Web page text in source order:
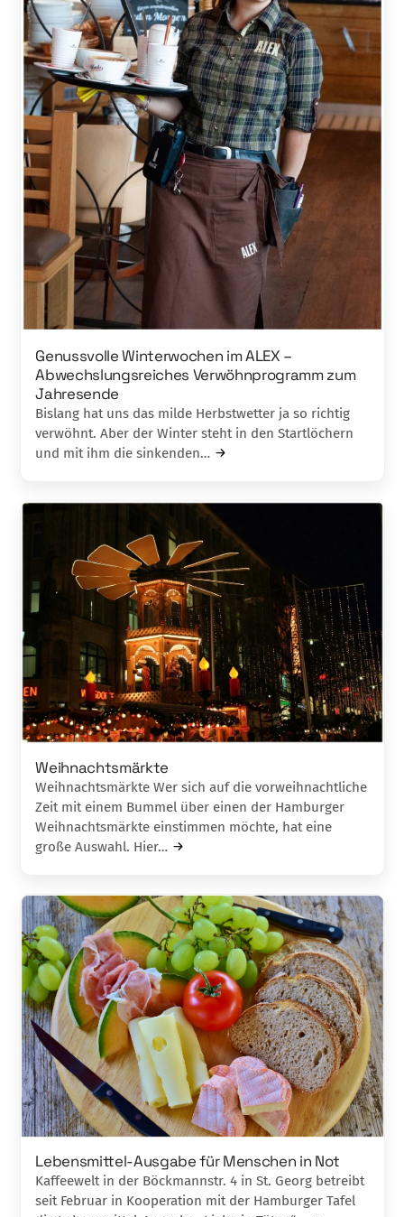
Genussvolle Winter­wochen im ALEX –
Abwechslungs­reiches Verwöhn­programm zum
Jahresende
Bislang hat uns das milde Herbstwetter ja so richtig
verwöhnt. Aber der Winter steht in den Startlöchern
und mit ihm die sinkenden…
Weihnachtsmärkte
Weihnachtsmärkte Wer sich auf die vorweihnachtliche
Zeit mit einem Bummel über einen der Hamburger
Weihnachtsmärkte einstimmen möchte, hat eine
große Auswahl. Hier…
Lebensmittel-Ausgabe für Menschen in Not
Kaffeewelt in der Böckmannstr. 4 in St. Georg betreibt
seit Februar in Kooperation mit der Hamburger Tafel